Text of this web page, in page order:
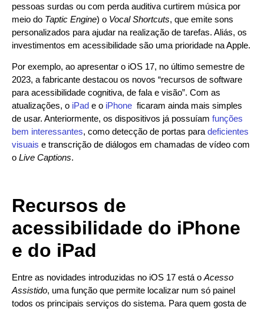
pessoas surdas ou com perda auditiva curtirem música por
meio do Taptic Engine) o Vocal Shortcuts, que emite sons
personalizados para ajudar na realização de tarefas. Aliás, os
investimentos em acessibilidade são uma prioridade na Apple.
Por exemplo, ao apresentar o iOS 17, no último semestre de
2023, a fabricante destacou os novos “recursos de software
para acessibilidade cognitiva, de fala e visão”. Com as
atualizações, o iPad e o iPhone ficaram ainda mais simples
de usar. Anteriormente, os dispositivos já possuíam funções
bem interessantes, como detecção de portas para deficientes
visuais e transcrição de diálogos em chamadas de vídeo com
o Live Captions.
Recursos de
acessibilidade do iPhone
e do iPad
Entre as novidades introduzidas no iOS 17 está o Acesso
Assistido, uma função que permite localizar num só painel
todos os principais serviços do sistema. Para quem gosta de